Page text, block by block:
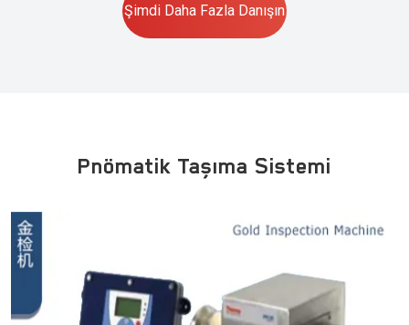
Şimdi Daha Fazla Danışın
Pnömatik Taşıma Sistemi